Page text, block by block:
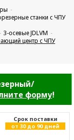
станки с ЧПУ
3-осевые JDLVM
центр с ЧПУ
форму!
Cрок поставки
от 30 до 90 дней